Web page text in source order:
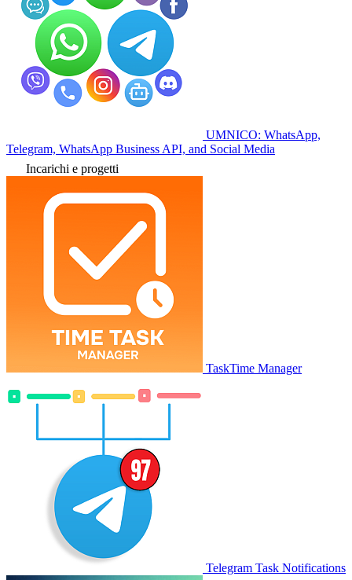
UMNICO: WhatsApp,
Telegram, WhatsApp Business API, and Social Media
Incarichi e progetti
TaskTime Manager
Telegram Task Notifications